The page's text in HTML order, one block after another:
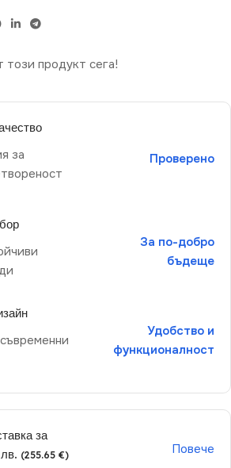
този продукт сега!
за
Проверено
За по-добро
бъдеще
Удобство и
функционалност
за
(255.65 €) Повече